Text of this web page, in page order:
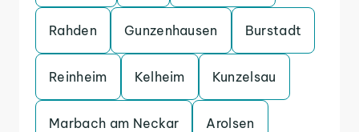
Rahden Gunzenhausen Burstadt
Reinheim Kelheim Kunzelsau
Marbach am Neckar Arolsen